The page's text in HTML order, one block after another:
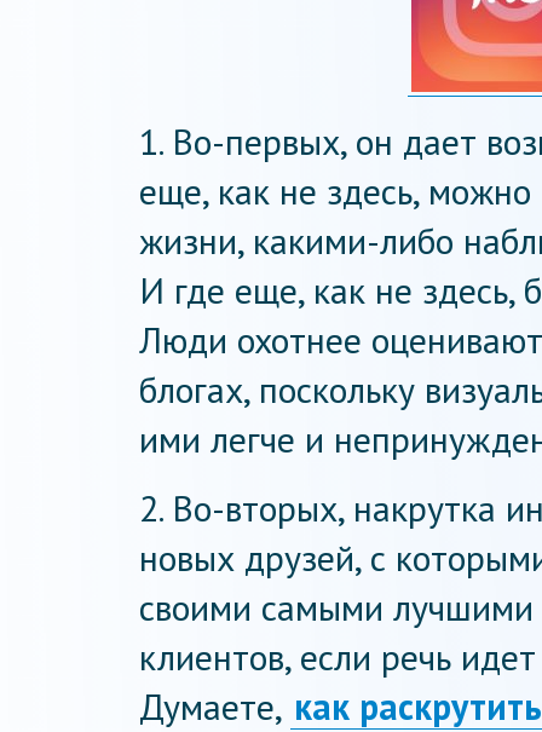
1. Во-первых, он дает
еще, как не здесь,
жизни, какими-либо
И где еще, как не
Люди охотнее
блогах, поскольку
ими легче и
2. Во-вторых, накрутка
новых друзей, с
своими самыми
клиентов, если речь
Думаете, как